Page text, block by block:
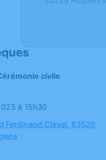
civile
à 15h30
Ferdinand Clavel, 83520